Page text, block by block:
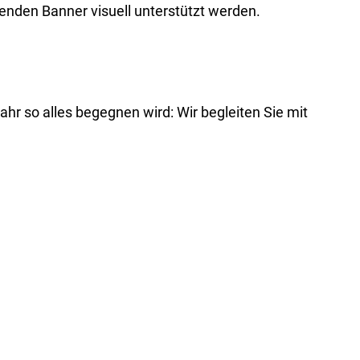
Banner visuell unterstützt werden.
so alles begegnen wird: Wir begleiten Sie mit